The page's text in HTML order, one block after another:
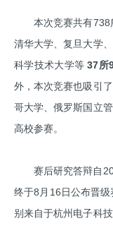
本次竞赛共有738
清华大学、复旦大学
科学技术大学等37所
外，本次竞赛也吸引
哥大学、俄罗斯国立
高校参赛。
赛后研究答辩自
终于8月16日公布晋
别来自于杭州电子科